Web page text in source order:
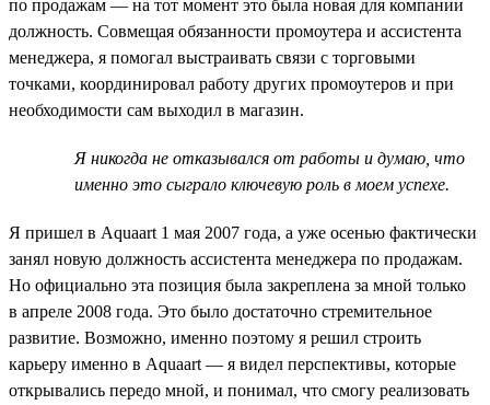
по продажам — на тот момент это была новая для компании
должность. Совмещая обязанности промоутера и ассистента
менеджера, я помогал выстраивать связи с торговыми
точками, координировал работу других промоутеров и при
необходимости сам выходил в магазин.
Я никогда не отказывался от работы и думаю, что
именно это сыграло ключевую роль в моем успехе.
Я пришел в Aquaart 1 мая 2007 года, а уже осенью фактически
занял новую должность ассистента менеджера по продажам.
Но официально эта позиция была закреплена за мной только
в апреле 2008 года. Это было достаточно стремительное
развитие. Возможно, именно поэтому я решил строить
карьеру именно в Aquaart — я видел перспективы, которые
открывались передо мной, и понимал, что смогу реализовать